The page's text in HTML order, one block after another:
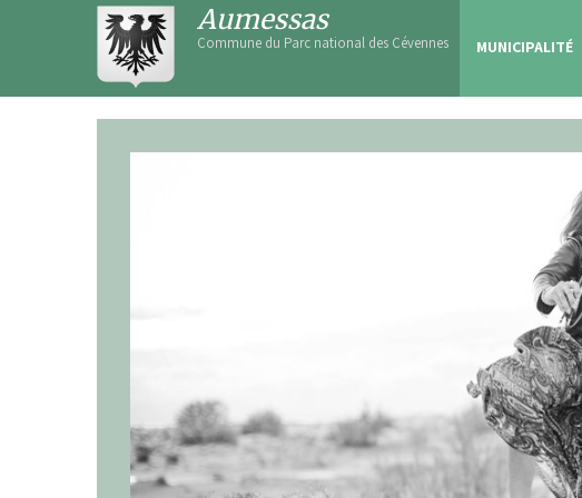
Aumessas
Commune du Parc national des Cévennes MUNICIPALITÉ